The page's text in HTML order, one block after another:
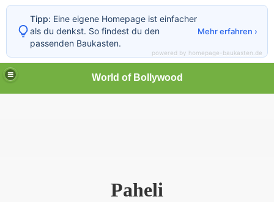
World of Bollywood
Paheli
Tipp: Eine eigene Homepage ist einfacher
als du denkst. So findest du den
passenden Baukasten.
Mehr erfahren ›
powered by homepage-baukasten.de